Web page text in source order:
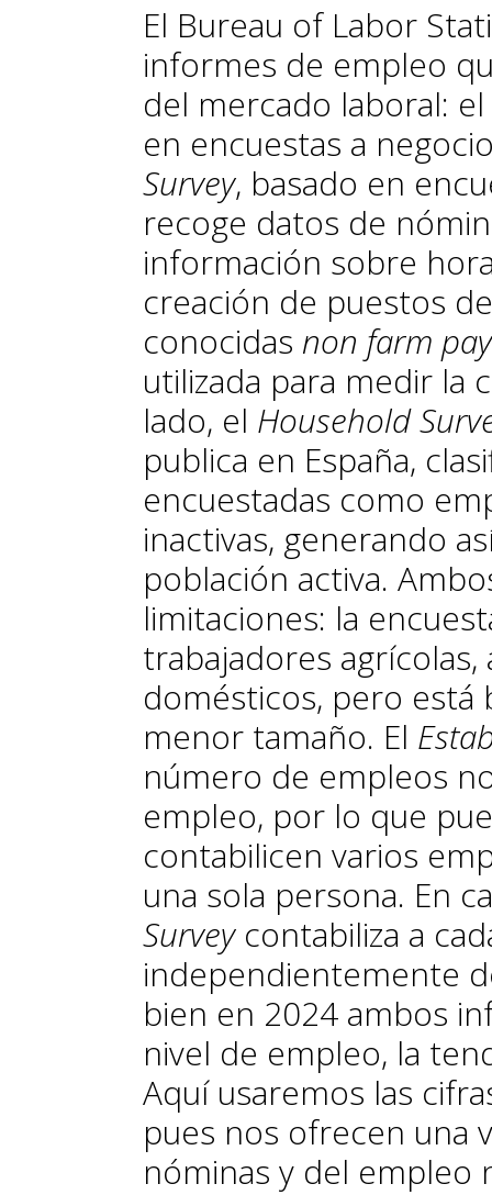
El Bureau of Labor
informes de empleo
del mercado laboral: el
en encuestas a
Survey, basado en
recoge datos de
información sobre
creación de puestos
conocidas non farm
utilizada para medir la
lado, el Household
publica en España,
encuestadas como
inactivas, generando
población activa.
limitaciones: la
trabajadores
domésticos, pero está
menor tamaño. El
número de empleos
empleo, por lo que
contabilicen varios
una sola persona. En
Surveycontabiliza a
independientemente
bien en 2024 ambos
nivel de empleo, la
Aquí usaremos las
pues nos ofrecen una
nóminas y del empleo